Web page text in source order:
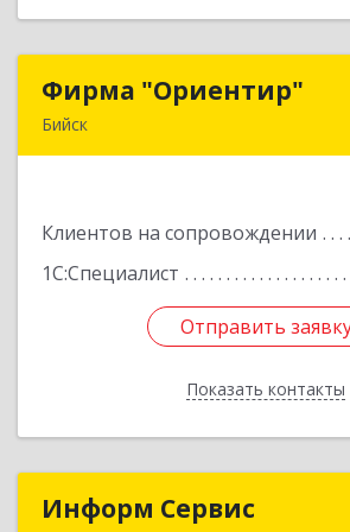
Фирма "Ориентир"
Бийск
Клиентов на сопровождении
1С:Специалист
Отправить
Показать контакты
Фирма
Отправить
Назад
Информ Сервис